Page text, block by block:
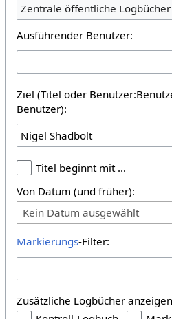
Zentrale öffentliche Logbücher
Ausführender Benutzer:
Ziel (Titel oder
Benutzer):
Titel beginnt mit …
Von Datum (und früher):
Kein Datum ausgewählt
Markierungs-Filter:
Zusätzliche Logbücher